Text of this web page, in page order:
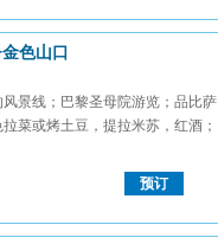
色山口
景线；巴黎圣母院游览；品比萨
菜或烤土豆，提拉米苏，红酒；
预订